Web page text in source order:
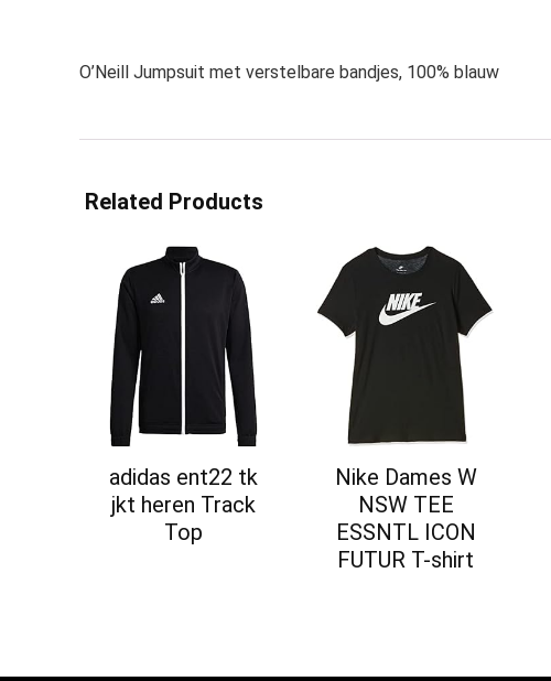
O’Neill Jumpsuit met verstelbare bandjes, 100% blauw
Related Products
adidas ent22 tk
jkt heren Track
Top
Nike Dames W
NSW TEE
ESSNTL ICON
FUTUR T-shirt